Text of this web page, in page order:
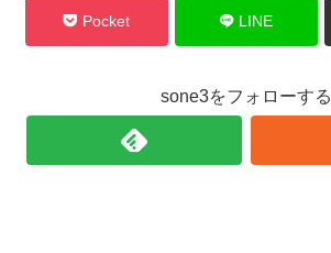
Pocket LINE
sone3をフォローする